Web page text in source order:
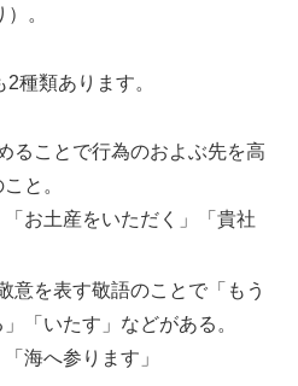
。
種類あります。
ることで行為のおよぶ先を高
と。
お土産をいただく」「貴社
意を表す敬語のことで「もう
「いたす」などがある。
海へ参ります」